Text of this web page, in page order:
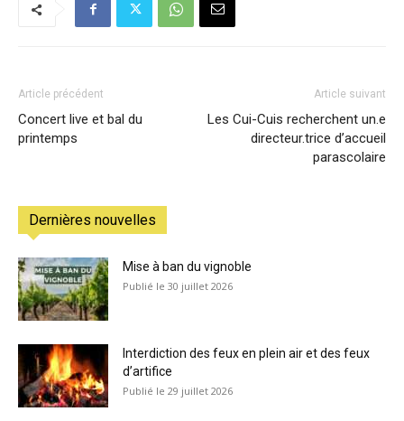
Article précédent
Concert live et bal du
printemps
Article suivant
Les Cui-Cuis recherchent un.e
directeur.trice d’accueil
parascolaire
Dernières nouvelles
Mise à ban du vignoble
30 juillet 2026
Interdiction des feux en plein air et des feux
d’artifice
29 juillet 2026